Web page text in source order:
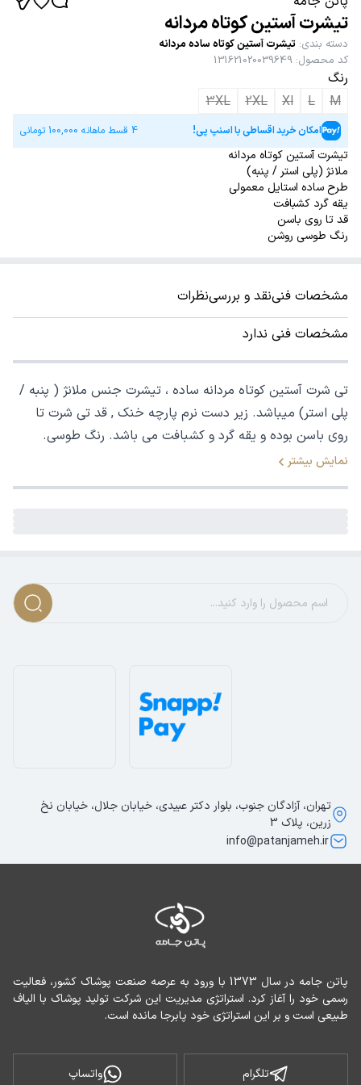
تیشرت آستین کوتاه مردانه
دسته بندی: تیشرت آستین کوتاه ساده مردانه
کد محصول:
131621020039649
رنگ
M
L
Xl
2XL
3XL
امکان خرید اقساطی با اسنپ پی! 4 قسط ماهانه 100,000 تومانی
تیشرت آستین کوتاه مردانه
ملانژ (پلی استر / پنبه)
طرح ساده استایل معمولی
یقه گرد کشبافت
قد تا روی باسن
رنگ طوسی روشن
مشخصات فنینقد و بررسینظرات
مشخصات فنی ندارد
تی شرت آستین کوتاه مردانه ساده ، تیشرت جنس ملانژ ( پنبه /
پلی استر) میباشد. زیر دست نرم پارچه خنک , قد تی شرت تا
روی باسن بوده و یقه گرد و کشبافت می باشد. رنگ طوسی.
نمایش بیشتر
طبیعی است و بر این استراتژی خود پابرجا مانده است.
تلگرام واتساپ
تهران، آزادگان جنوب، بلوار دکتر عبیدی، خیابان جلال، خیابان نخ
زرین، پلاک 3
info@patanjameh.ir